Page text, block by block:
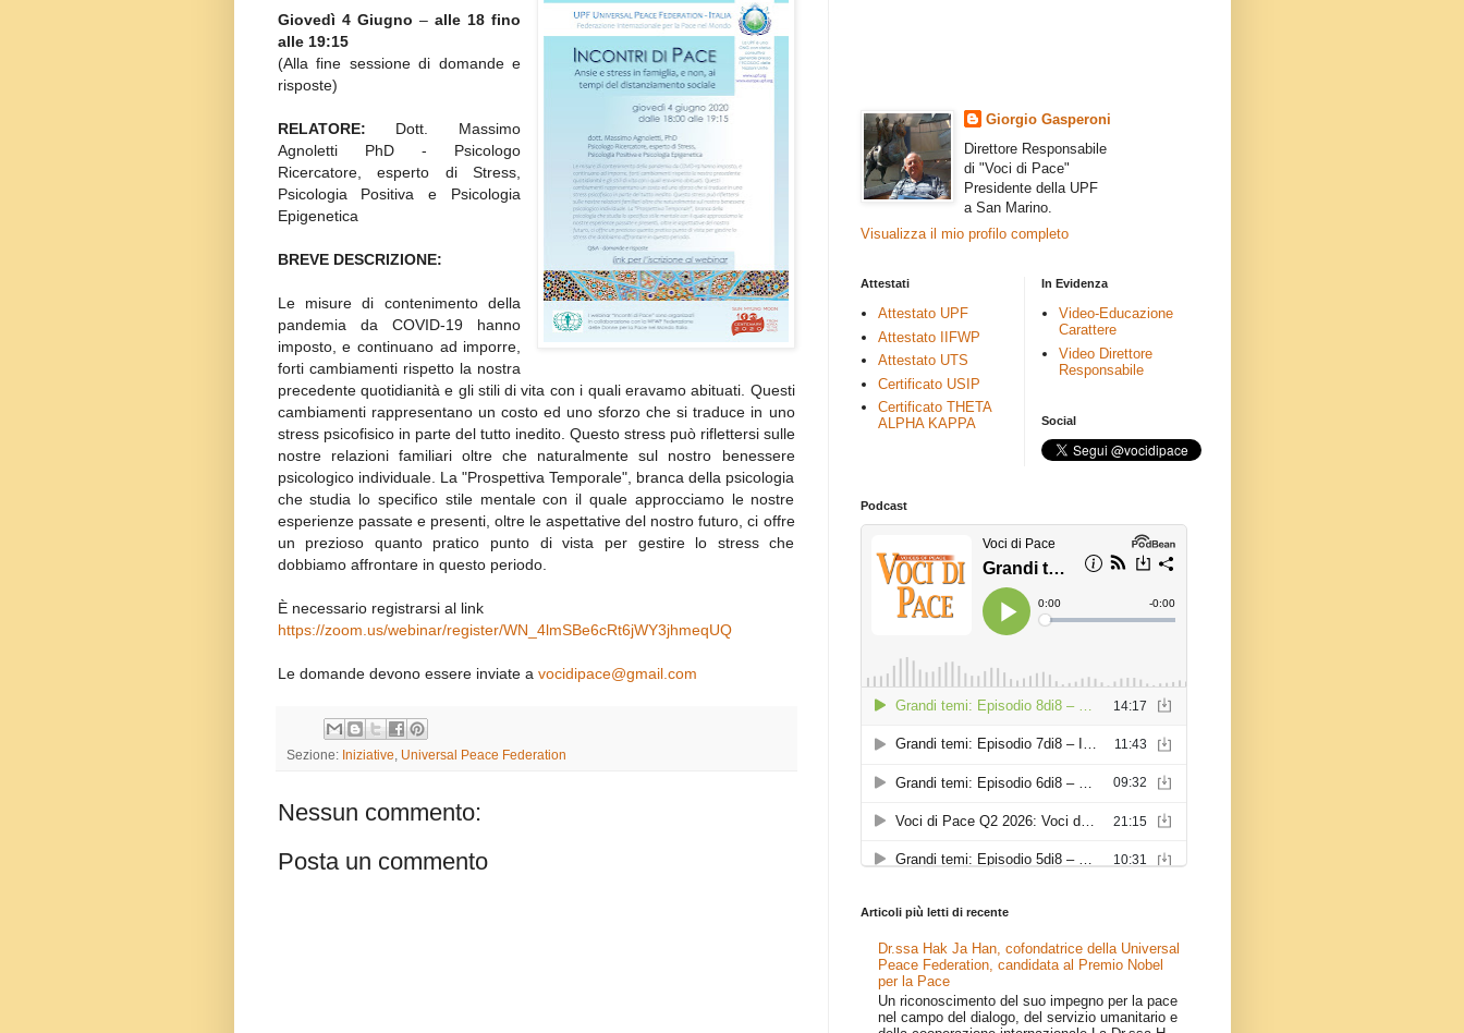
Giovedì 4 Giugno – alle 18 fino
alle 19:15
(Alla fine sessione di domande e
risposte)
RELATORE: Dott. Massimo
Agnoletti PhD - Psicologo
Ricercatore, esperto di Stress,
Psicologia Positiva e Psicologia
Epigenetica
BREVE DESCRIZIONE:
Le misure di contenimento della
pandemia da COVID-19 hanno
imposto, e continuano ad imporre,
forti cambiamenti rispetto la nostra
precedente quotidianità e gli stili di vita con i quali eravamo abituati. Questi
cambiamenti rappresentano un costo ed uno sforzo che si traduce in uno
stress psicofisico in parte del tutto inedito. Questo stress può riflettersi sulle
nostre relazioni familiari oltre che naturalmente sul nostro benessere
psicologico individuale. La "Prospettiva Temporale", branca della psicologia
che studia lo specifico stile mentale con il quale approcciamo le nostre
esperienze passate e presenti, oltre le aspettative del nostro futuro, ci offre
un prezioso quanto pratico punto di vista per gestire lo stress che
dobbiamo affrontare in questo periodo.
È necessario registrarsi al link
https://zoom.us/webinar/register/WN_4lmSBe6cRt6jWY3jhmeqUQ
Le domande devono essere inviate a vocidipace@gmail.com
Sezione: Iniziative Universal Peace Federation
Nessun commento:
Posta un commento
Giorgio Gasperoni
Direttore Responsabile
di "Voci di Pace"
Presidente della UPF
a San Marino.
Visualizza il mio profilo completo
Attestati
Attestato UPF
Attestato IIFWP
Attestato UTS
Certificato USIP
Certificato THETA
ALPHA KAPPA
In Evidenza
Video-Educazione
Carattere
Video Direttore
Responsabile
Social
Podcast
Articoli più letti di recente
Dr.ssa Hak Ja Han, cofondatrice della Universal
Peace Federation, candidata al Premio Nobel
per la Pace
Un riconoscimento del suo impegno per la pace
nel campo del dialogo, del servizio umanitario e